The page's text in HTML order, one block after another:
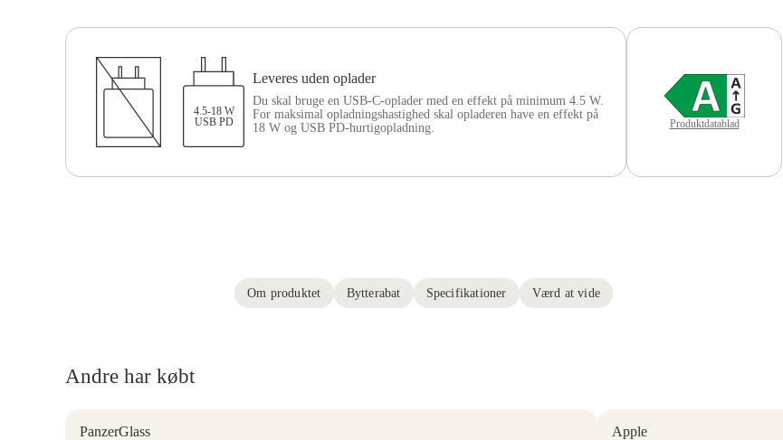
4.5-18 W
USB PD
Leveres uden oplader
Du skal bruge en USB-C-oplader med en effekt på minimum 4.5 W.
For maksimal opladningshastighed skal opladeren have en effekt på
18 W og USB PD-hurtigopladning.
Produktdatablad
Om produktet Bytterabat Specifikationer Værd at vide
Andre har købt
PanzerGlass Apple